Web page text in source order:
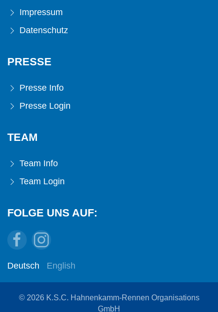
Impressum
Datenschutz
PRESSE
Presse Info
Presse Login
TEAM
Team Info
Team Login
FOLGE UNS AUF:
Deutsch English
© 2026 K.S.C. Hahnenkamm-Rennen Organisations
GmbH